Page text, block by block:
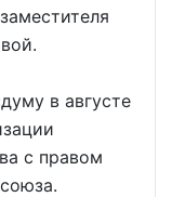
в августе
с правом